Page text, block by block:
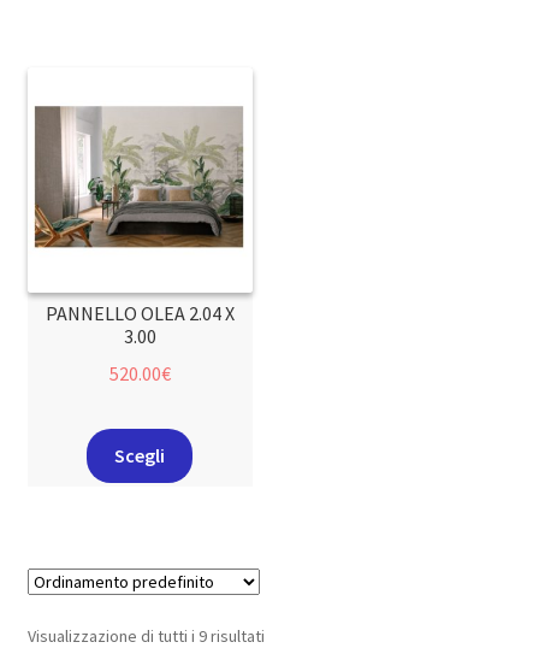
PANNELLO OLEA 2.04 X
3.00
520.00€
Scegli
Visualizzazione di tutti i 9 risultati